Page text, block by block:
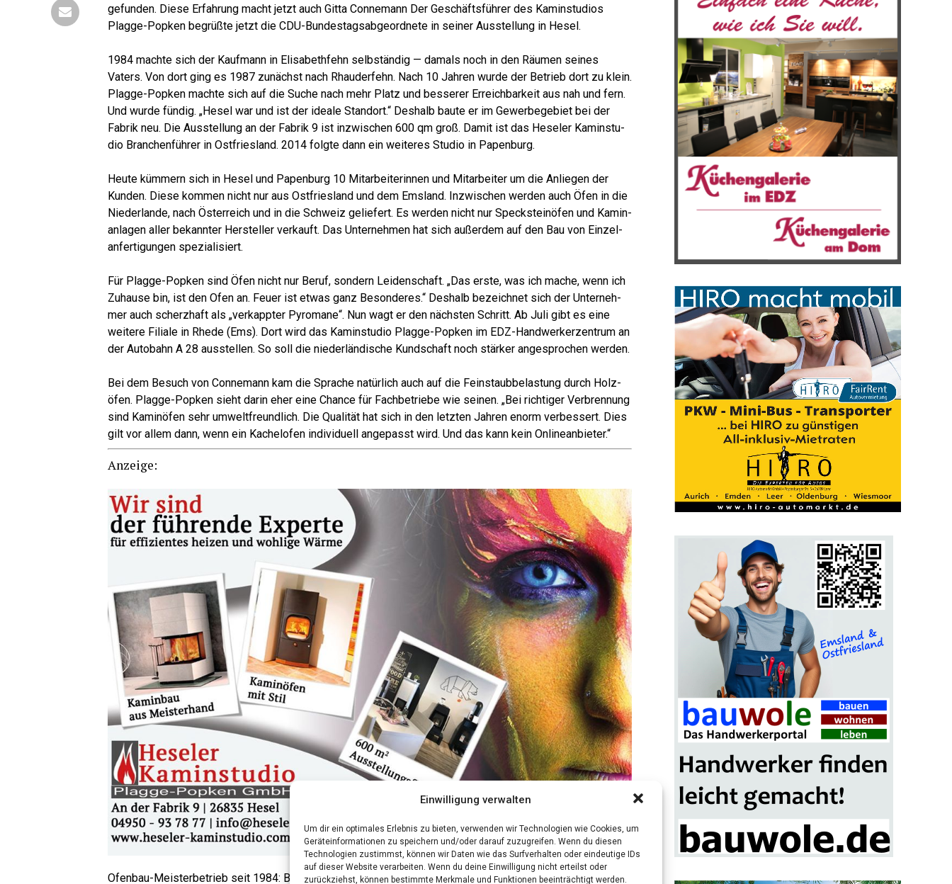
Einwilligung verwalten
Um dir ein optimales Erlebnis zu bieten, verwenden wir Technologien wie Cookies, um
Geräteinformationen zu speichern und/oder darauf zuzugreifen. Wenn du diesen
Technologien zustimmst, können wir Daten wie das Surfverhalten oder eindeutige IDs
auf dieser Website verarbeiten. Wenn du deine Einwilligung nicht erteilst oder
zurückziehst, können bestimmte Merkmale und Funktionen beeinträchtigt werden.
gefun­den. Die­se Erfah­rung macht jetzt auch Git­ta Con­ne­mann Der Geschäfts­füh­rer des Kamin­stu­di­os
Plag­ge-Pop­ken begrüß­te jetzt die CDU-Bun­des­tags­ab­ge­ord­ne­te in sei­ner Aus­stel­lung in Hesel.
1984 mach­te sich der Kauf­mann in Eli­sa­beth­fehn selb­stän­dig — damals noch in den Räu­men sei­nes
Vaters. Von dort ging es 1987 zunächst nach Rhau­der­fehn. Nach 10 Jah­ren wur­de der Betrieb dort zu klein.
Plag­ge-Pop­ken mach­te sich auf die Suche nach mehr Platz und bes­se­rer Erreich­bar­keit aus nah und fern.
Und wur­de fün­dig. „Hesel war und ist der idea­le Stand­ort.“ Des­halb bau­te er im Gewer­be­ge­biet bei der
Fabrik neu. Die Aus­stel­lung an der Fabrik 9 ist inzwi­schen 600 qm groß. Damit ist das Hese­ler Kamin­stu­
dio Bran­chen­füh­rer in Ost­fries­land. 2014 folg­te dann ein wei­te­res Stu­dio in Papenburg.
Heu­te küm­mern sich in Hesel und Papen­burg 10 Mit­ar­bei­te­rin­nen und Mit­ar­bei­ter um die Anlie­gen der
Kun­den. Die­se kom­men nicht nur aus Ost­fries­land und dem Ems­land. Inzwi­schen wer­den auch Öfen in die
Nie­der­lan­de, nach Öster­reich und in die Schweiz gelie­fert. Es wer­den nicht nur Speck­stein­öfen und Kamin­
an­la­gen aller bekann­ter Her­stel­ler ver­kauft. Das Unter­neh­men hat sich außer­dem auf den Bau von Ein­zel­
an­fer­ti­gun­gen spezialisiert.
Für Plag­ge-Pop­ken sind Öfen nicht nur Beruf, son­dern Lei­den­schaft. „Das ers­te, was ich mache, wenn ich
Zuhau­se bin, ist den Ofen an. Feu­er ist etwas ganz Beson­de­res.“ Des­halb bezeich­net sich der Unter­neh­
mer auch scherz­haft als „ver­kapp­ter Pyro­ma­ne“. Nun wagt er den nächs­ten Schritt. Ab Juli gibt es eine
wei­te­re Filia­le in Rhe­de (Ems). Dort wird das Kamin­stu­dio Plag­ge-Pop­ken im EDZ-Hand­wer­ker­zen­trum an
der Auto­bahn A 28 aus­stel­len. So soll die nie­der­län­di­sche Kund­schaft noch stär­ker ange­spro­chen werden.
Bei dem Besuch von Con­ne­mann kam die Spra­che natür­lich auch auf die Fein­staub­be­las­tung durch Holz­
öfen. Plag­ge-Pop­ken sieht dar­in eher eine Chan­ce für Fach­be­trie­be wie sei­nen. „Bei rich­ti­ger Ver­bren­nung
sind Kamin­öfen sehr umwelt­freund­lich. Die Qua­li­tät hat sich in den letz­ten Jah­ren enorm ver­bes­sert. Dies
gilt vor allem dann, wenn ein Kachel­ofen indi­vi­du­ell ange­passt wird. Und das kann kein Onlineanbieter.“
Anzei­ge:
Ofen­bau-Meis­ter­be­trieb seit 1984: Bera­tung — Pla­nung — Auf­bau — Service!